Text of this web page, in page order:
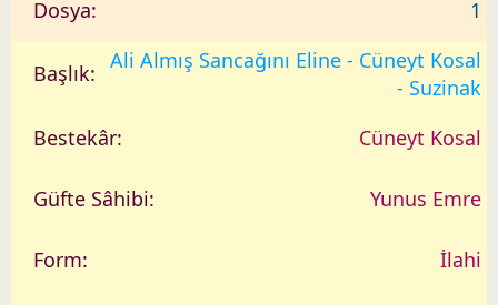
1
Ali Almış Sancağını Eline - Cüneyt Kosal
- Suzinak
Cüneyt Kosal
Yunus Emre
İlahi